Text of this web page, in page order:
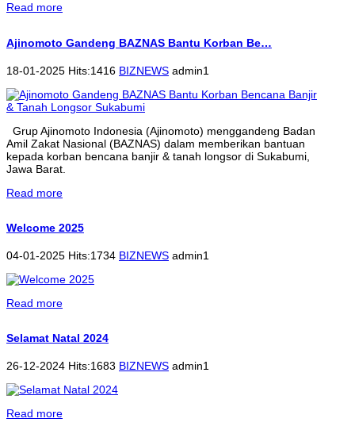
Read more
Ajinomoto Gandeng BAZNAS Bantu Korban Be…
18-01-2025 Hits:1416 BIZNEWS admin1
Grup Ajinomoto Indonesia (Ajinomoto) menggandeng Badan
Amil Zakat Nasional (BAZNAS) dalam memberikan bantuan
kepada korban bencana banjir & tanah longsor di Sukabumi,
Jawa Barat.
Read more
Welcome 2025
04-01-2025 Hits:1734 BIZNEWS admin1
Read more
Selamat Natal 2024
26-12-2024 Hits:1683 BIZNEWS admin1
Read more